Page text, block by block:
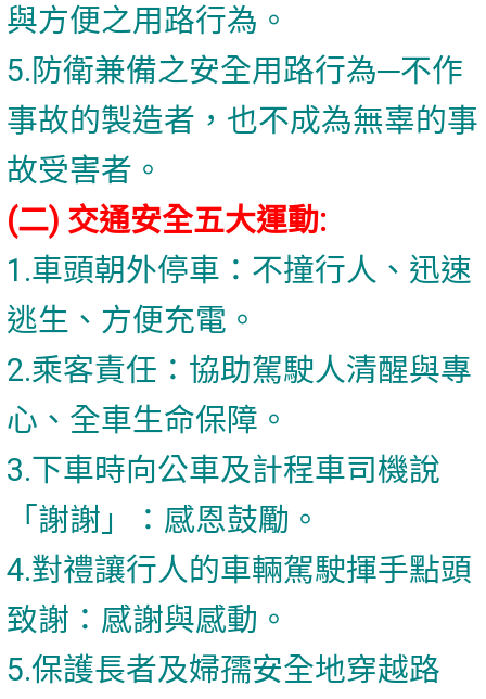
與方便之用路行為。
5.防衛兼備之安全用路行為─不作
事故的製造者，也不成為無辜的事
故受害者。
(二) 交通安全五大運動:
1.車頭朝外停車：不撞行人、迅速
逃生、方便充電。
2.乘客責任：協助駕駛人清醒與專
心、全車生命保障。
3.下車時向公車及計程車司機說
「謝謝」：感恩鼓勵。
4.對禮讓行人的車輛駕駛揮手點頭
致謝：感謝與感動。
5.保護長者及婦孺安全地穿越路